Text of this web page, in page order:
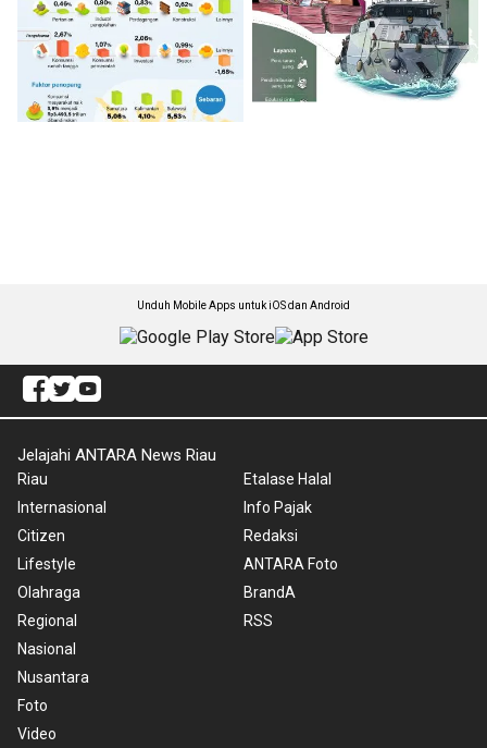
Unduh Mobile Apps untuk iOS dan Android
Jelajahi ANTARA News Riau
Riau
Internasional
Citizen
Lifestyle
Olahraga
Regional
Nasional
Nusantara
Foto
Video
Etalase Halal
Info Pajak
Redaksi
ANTARA Foto
BrandA
RSS